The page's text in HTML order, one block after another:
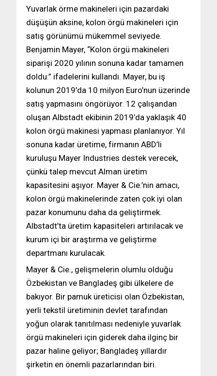
Yuvarlak örme makineleri için pazardaki
düşüşün aksine, kolon örgü makineleri için
satış görünümü mükemmel seviyede.
Benjamin Mayer, “Kolon örgü makineleri
siparişi 2020 yılının sonuna kadar tamamen
doldu.” ifadelerini kullandı. Mayer, bu iş
kolunun 2019’da 10 milyon Euro’nun üzerinde
satış yapmasını öngörüyor. 12 çalışandan
oluşan Albstadt ekibinin 2019’da yaklaşık 40
kolon örgü makinesi yapması planlanıyor. Yıl
sonuna kadar üretime, firmanın ABD’li
kuruluşu Mayer Industries destek verecek,
çünkü talep mevcut Alman üretim
kapasitesini aşıyor. Mayer & Cie.’nin amacı,
kolon örgü makinelerinde zaten çok iyi olan
pazar konumunu daha da geliştirmek.
Albstadt’ta üretim kapasiteleri artırılacak ve
kurum içi bir araştırma ve geliştirme
departmanı kurulacak.
Mayer & Cie., gelişmelerin olumlu olduğu
Özbekistan ve Bangladeş gibi ülkelere de
bakıyor. Bir pamuk üreticisi olan Özbekistan,
yerli tekstil üretiminin devlet tarafından
yoğun olarak tanıtılması nedeniyle yuvarlak
örgü makineleri için giderek daha ilginç bir
pazar haline geliyor; Bangladeş yıllardır
şirketin en önemli pazarlarından biri.